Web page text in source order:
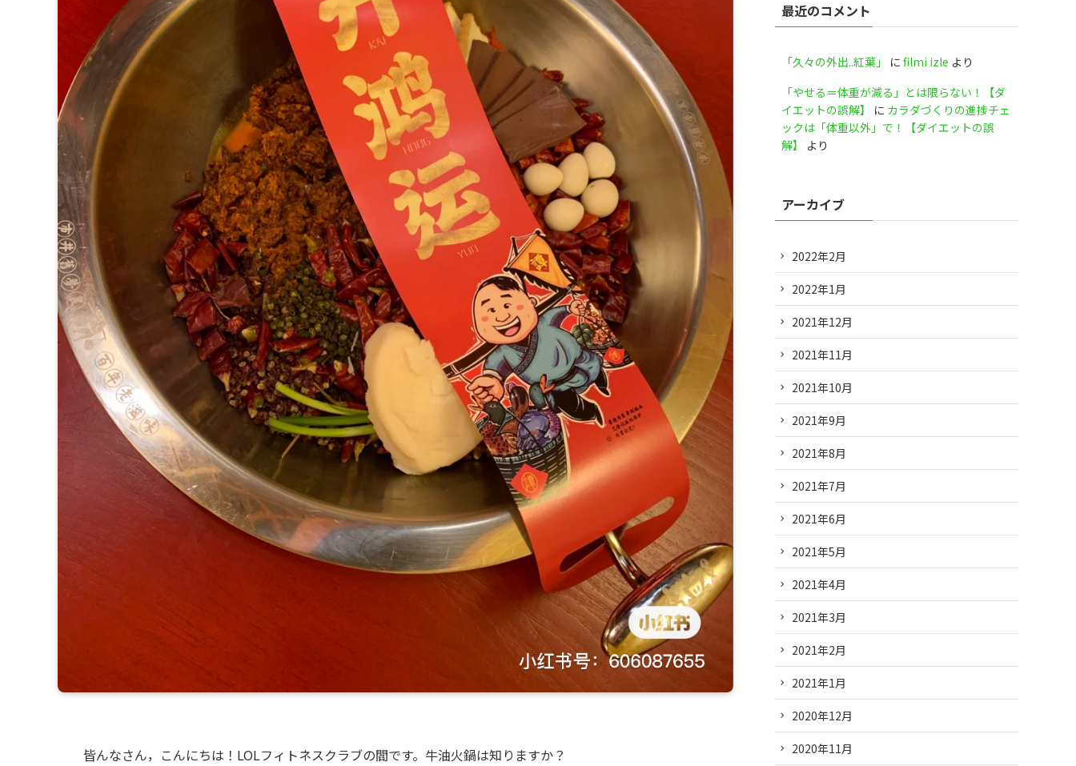
皆んなさん，こんにちは！LOLフィトネスクラブの閻です。牛油火鍋は知りますか？
最近のコメント
「久々の外出..紅葉」 に filmi izle より
「やせる＝体重が減る」とは限らない！【ダ
イエットの誤解】
に カラダづくりの進捗チェ
ックは「体重以外」で！【ダイエットの誤
解】
より
アーカイブ
2022年2月
2022年1月
2021年12月
2021年11月
2021年10月
2021年9月
2021年8月
2021年7月
2021年6月
2021年5月
2021年4月
2021年3月
2021年2月
2021年1月
2020年12月
2020年11月